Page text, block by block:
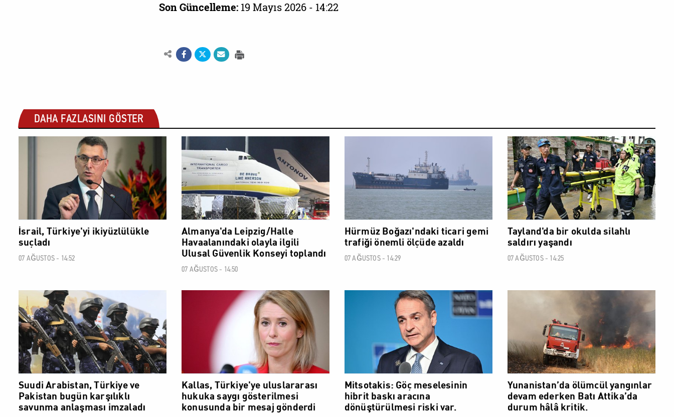
Son Güncelleme: 19 Mayıs 2026 - 14:22
DAHA FAZLASINI GÖSTER
DÜNYA
İsrail, Türkiye'yi ikiyüzlülükle
suçladı
07 AĞUSTOS - 14:52
Almanya'da Leipzig/Halle
Havaalanındaki olayla ilgili
Ulusal Güvenlik Konseyi toplandı
07 AĞUSTOS - 14:50
Hürmüz Boğazı'ndaki ticari gemi
trafiği önemli ölçüde azaldı
07 AĞUSTOS - 14:29
DÜNYA
Tayland'da bir okulda silahlı
saldırı yaşandı
07 AĞUSTOS - 14:25
Suudi Arabistan, Türkiye ve
Pakistan bugün karşılıklı
savunma anlaşması imzaladı
Kallas, Türkiye'ye uluslararası
hukuka saygı gösterilmesi
konusunda bir mesaj gönderdi
DÜNYA
Mitsotakis: Göç meselesinin
hibrit baskı aracına
dönüştürülmesi riski var.
Yunanistan’da ölümcül yangınlar
devam ederken Batı Attika’da
durum hâlâ kritik.